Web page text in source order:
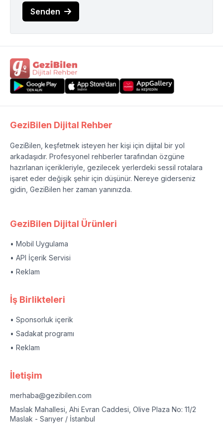
Senden
GeziBilen Dijital Rehber
GeziBilen, keşfetmek isteyen her kişi için dijital bir yol
arkadaşıdır. Profesyonel rehberler tarafından özgüne
hazırlanan içerikleriyle, gezilecek yerlerdeki sessil rotalara
işaret eder değişik şehir için düşünür. Nereye giderseniz
gidin, GeziBilen her zaman yanınızda.
GeziBilen Dijital Ürünleri
• Mobil Uygulama
• API İçerik Servisi
• Reklam
İş Birlikteleri
• Sponsorluk içerik
• Sadakat programı
• Reklam
İletişim
merhaba@gezibilen.com
Maslak Mahallesi, Ahi Evran Caddesi, Olive Plaza No: 11/2
Maslak - Sarıyer / İstanbul